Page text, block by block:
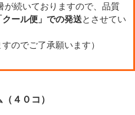
が続いておりますので、品質
ール便」での発送とさせてい
すのでご了承願います）
４０コ）